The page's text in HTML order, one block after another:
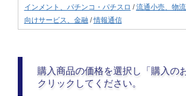
インメント、パチンコ・パチスロ /流通小売、物
向けサービス、金融 /情報通信
購入商品の価格を選択し「購入の
クリックしてください。